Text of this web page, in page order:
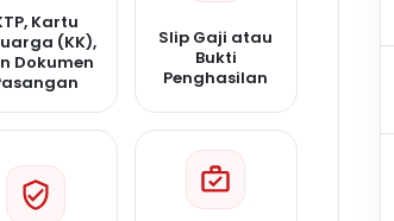
Kartu
(KK),
Dokumen
Slip Gaji atau
Bukti
Penghasilan